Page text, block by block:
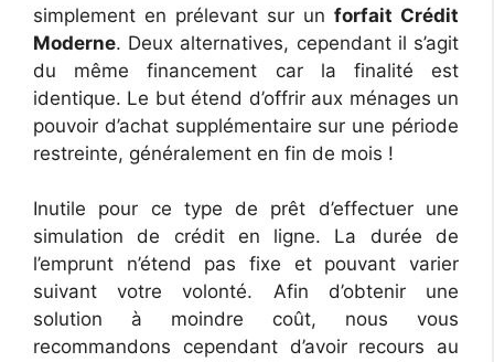
simplement en prélevant sur un forfait Crédit
Moderne. Deux alternatives, cependant il s’agit
du même financement car la finalité est
identique. Le but étend d’offrir aux ménages un
pouvoir d’achat supplémentaire sur une période
restreinte, généralement en fin de mois !
Inutile pour ce type de prêt d’effectuer une
simulation de crédit en ligne. La durée de
l’emprunt n’étend pas fixe et pouvant varier
suivant votre volonté. Afin d’obtenir une
solution à moindre coût, nous vous
recommandons cependant d’avoir recours au